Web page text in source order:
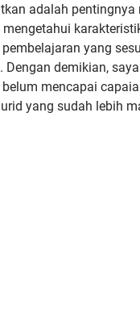
adalah pentingnya
yang
demikian,
mencapai
yang sudah lebih